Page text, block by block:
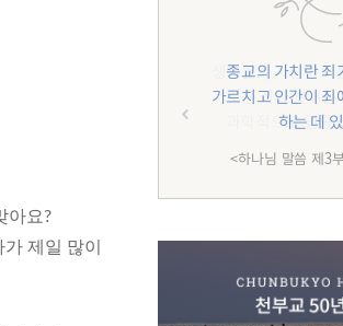
아요?
제일 많이
종교의 가치란 죄
가르치고 인간이
하는 데
<하나님 말씀 제3